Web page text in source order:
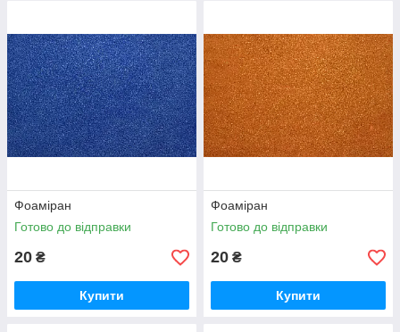
Фоаміран
Готово до відправки
20 ₴
Купити
Фоаміран
Готово до відправки
20 ₴
Купити